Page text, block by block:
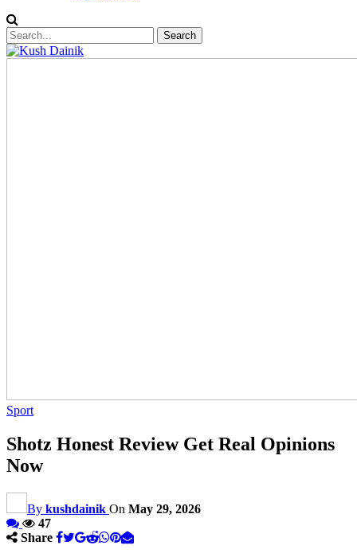
Sport
Shotz Honest Review Get Real Opinions
Now
By kushdainik On May 29, 2026
47
Share